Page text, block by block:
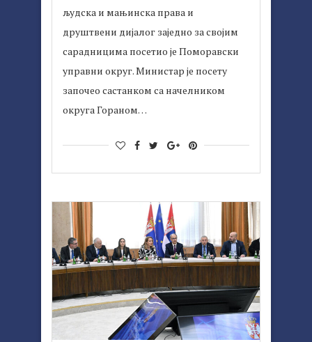
људска и мањинска права и
друштвени дијалог заједно за својим
сарадницима посетио је Поморавски
управни округ. Министар је посету
започео састанком са начелником
округа Гораном…